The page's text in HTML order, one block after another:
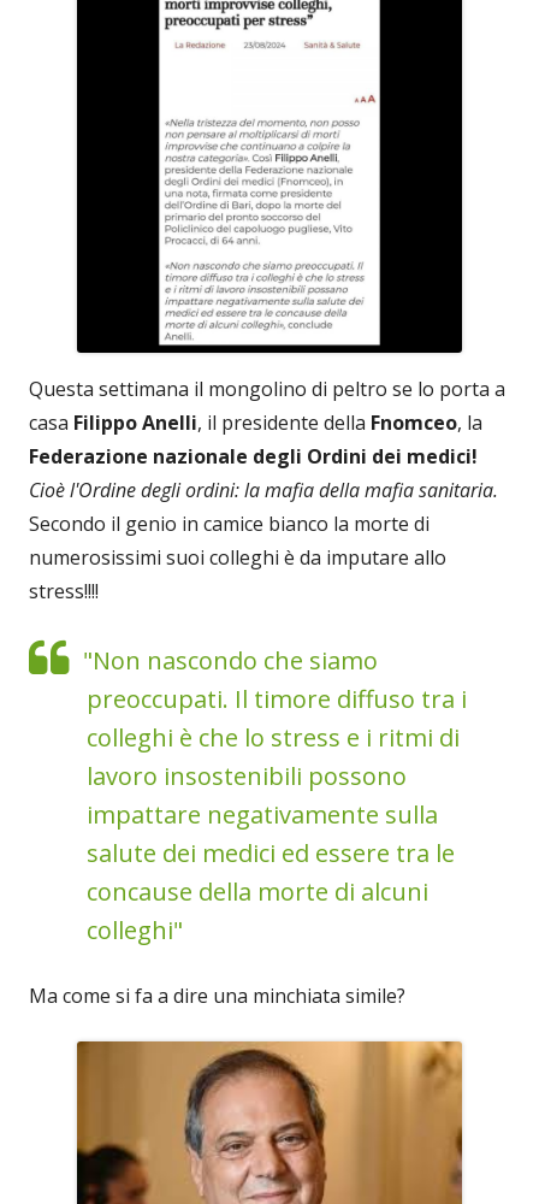
Questa settimana il mongolino di peltro se lo porta a
casa Filippo Anelli, il presidente della Fnomceo, la
Federazione nazionale degli Ordini dei medici!
Cioè l'Ordine degli ordini: la mafia della mafia sanitaria.
Secondo il genio in camice bianco la morte di
numerosissimi suoi colleghi è da imputare allo
stress!!!!
"Non nascondo che siamo
preoccupati. Il timore diffuso tra i
colleghi è che lo stress e i ritmi di
lavoro insostenibili possono
impattare negativamente sulla
salute dei medici ed essere tra le
concause della morte di alcuni
colleghi"
Ma come si fa a dire una minchiata simile?